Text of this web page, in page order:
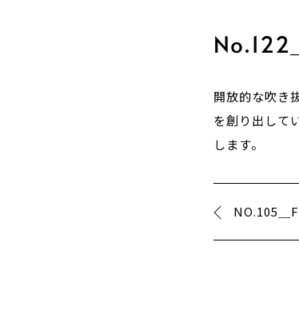
No.122
開放的な吹き
を創り出して
します。
NO.105＿